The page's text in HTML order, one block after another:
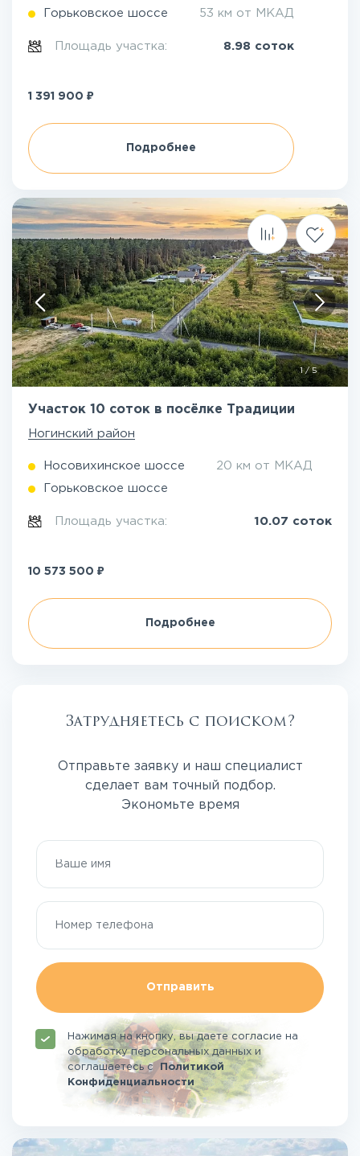
Горьковское шоссе 53 км от МКАД
Площадь участка: 8.98 соток
1 391 900 ₽
Подробнее
1/5
Участок 10 соток в посёлке Традиции
Ногинский район
Носовихинское шоссе 20 км от МКАД
Горьковское шоссе
Площадь участка: 10.07 соток
10 573 500 ₽
Подробнее
Затрудняетесь с поиском?
Отправьте заявку и наш специалист
сделает вам точный подбор.
Экономьте время
Отправить
Нажимая на кнопку, вы даете согласие на
обработку персональных данных и
соглашаетесьсПолитикой
Конфиденциальности